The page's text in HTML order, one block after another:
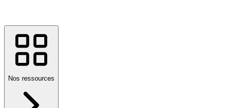
Nos ressources